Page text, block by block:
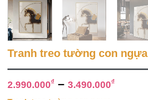
Tranh treo tường con ngựa
2.990.000₫ – 3.490.000₫